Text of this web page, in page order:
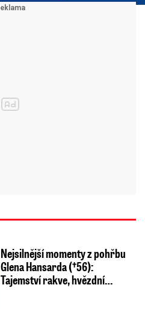
Nejsilnější momenty z pohřbu
Glena Hansarda (†56):
Tajemství rakve, hvězdní…